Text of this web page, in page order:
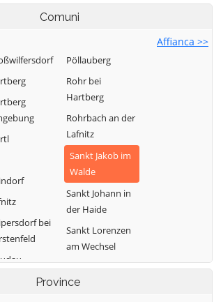
Comuni
Affianca >>
bei
an der
Pöllauberg
Rohr bei
Hartberg
Rohrbach an der
Lafnitz
Sankt Jakob im
Walde
Sankt Johann in
der Haide
Sankt Lorenzen
am Wechsel
Schäffern
Söchau
Province